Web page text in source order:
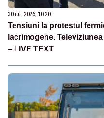
30 iul. 2026, 10:20
Tensiuni la protestul
lacrimogene.
– LIVE TEXT